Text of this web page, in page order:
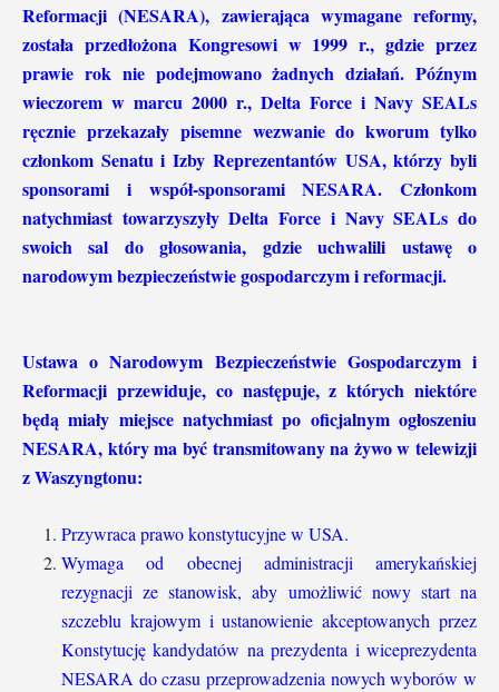
Reformacji (NESARA), zawierająca wymagane reformy,
została przedłożona Kongresowi w 1999 r., gdzie przez
prawie rok nie podejmowano żadnych działań. Późnym
wieczorem w marcu 2000 r., Delta Force i Navy SEALs
ręcznie przekazały pisemne wezwanie do kworum tylko
członkom Senatu i Izby Reprezentantów USA, którzy byli
sponsorami i współ-sponsorami NESARA. Członkom
natychmiast towarzyszyły Delta Force i Navy SEALs do
swoich sal do głosowania, gdzie uchwalili ustawę o
narodowym bezpieczeństwie gospodarczym i reformacji.
Ustawa o Narodowym Bezpieczeństwie Gospodarczym i
Reformacji przewiduje, co następuje, z których niektóre
będą miały miejsce natychmiast po oficjalnym ogłoszeniu
NESARA, który ma być transmitowany na żywo w telewizji
z Waszyngtonu:
Przywraca prawo konstytucyjne w USA.
Wymaga od obecnej administracji amerykańskiej
rezygnacji ze stanowisk, aby umożliwić nowy start na
szczeblu krajowym i ustanowienie akceptowanych przez
Konstytucję kandydatów na prezydenta i wiceprezydenta
NESARA do czasu przeprowadzenia nowych wyborów w